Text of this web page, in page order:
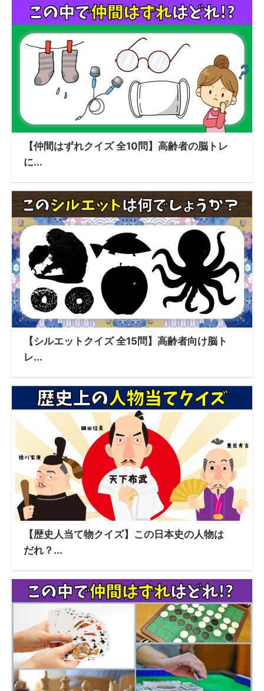
【仲間はずれクイズ 全10問】高齢者の脳トレ
に...
【シルエットクイズ 全15問】高齢者向け脳ト
レ...
【歴史人当て物クイズ】この日本史の人物は
だれ？...